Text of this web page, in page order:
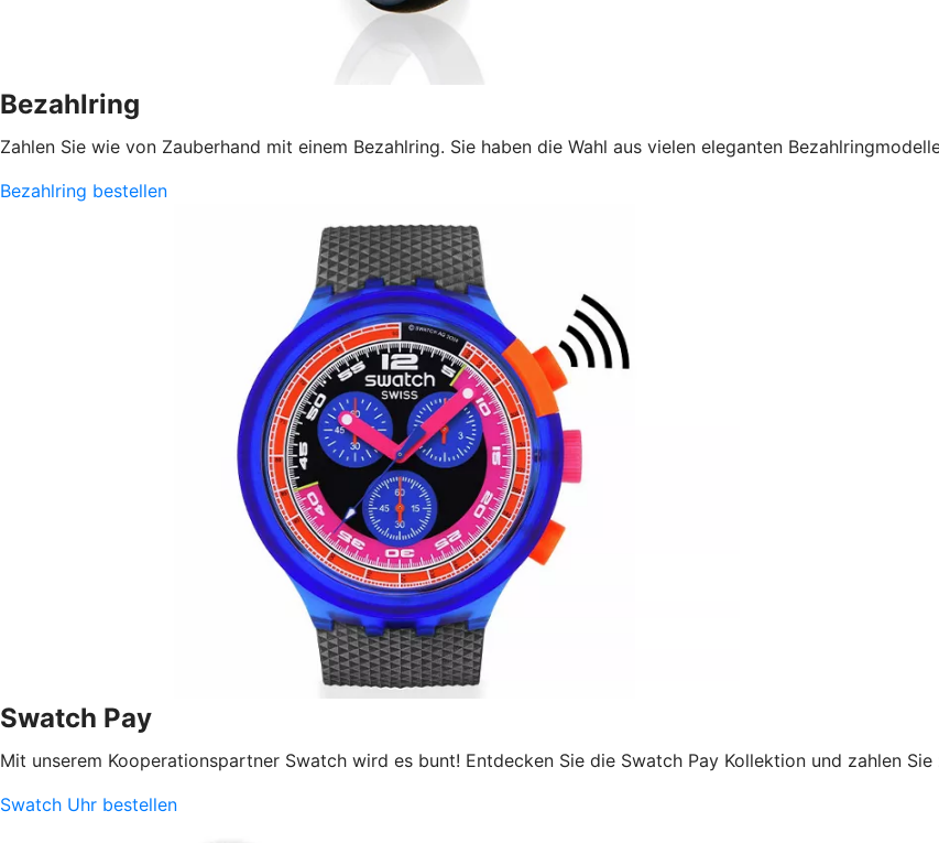
Bezahlring
Zahlen Sie wie von Zauberhand mit einem Bezahlring. Sie haben die Wahl aus vielen eleganten
Bezahlring bestellen
Swatch Pay
Mit unserem Kooperationspartner Swatch wird es bunt! Entdecken Sie die Swatch Pay Kollektion und zahlen
Swatch Uhr bestellen